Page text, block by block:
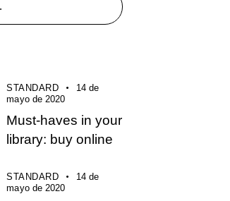
STANDARD
14 de
mayo de 2020
Must-haves in your
library: buy online
STANDARD
14 de
mayo de 2020